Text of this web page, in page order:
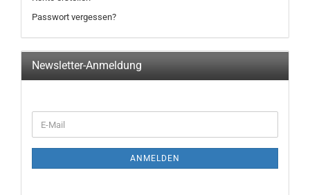
Passwort vergessen?
Newsletter-Anmeldung
ZUR
E-
Mail
ANMELDEN